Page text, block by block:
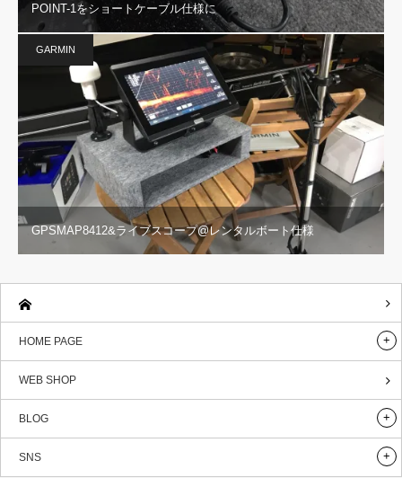
POINT-1をショートケーブル仕様に
GARMIN
GPSMAP8412&ライブスコープ@レンタルボート仕様
HOME PAGE
WEB SHOP
BLOG
SNS